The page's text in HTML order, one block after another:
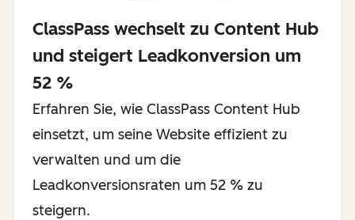
ClassPass wechselt zu Content Hub
und steigert Leadkonversion um
52 %
Erfahren Sie, wie ClassPass Content Hub
einsetzt, um seine Website effizient zu
verwalten und um die
Leadkonversionsraten um 52 % zu
steigern.